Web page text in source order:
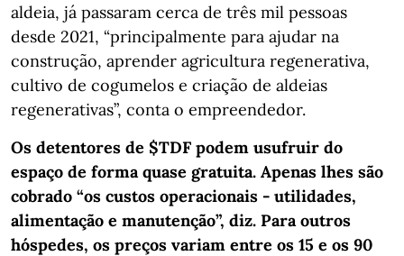
aldeia, já passaram cerca de três mil pessoas
desde 2021, “principalmente para ajudar na
construção, aprender agricultura regenerativa,
cultivo de cogumelos e criação de aldeias
regenerativas”, conta o empreendedor.
Os detentores de $TDF podem usufruir do
espaço de forma quase gratuita. Apenas lhes são
cobrado “os custos operacionais - utilidades,
alimentação e manutenção”, diz. Para outros
hóspedes, os preços variam entre os 15 e os 90